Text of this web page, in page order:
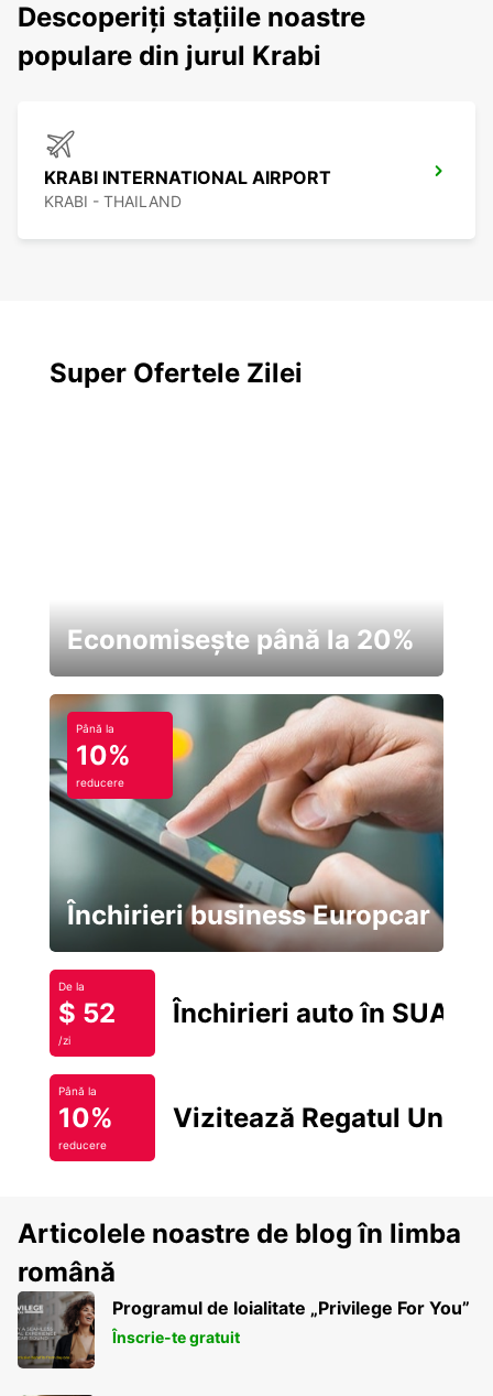
Descoperiți stațiile noastre
populare din jurul Krabi
KRABI INTERNATIONAL AIRPORT
KRABI - THAILAND
Super Ofertele Zilei
Economisește până la 20%
Până la
10%
reducere
Închirieri business Europcar
De la
$ 52
/zi
Închirieri auto în SUA
Până la
10%
reducere
Vizitează Regatul Unit
Articolele noastre de blog în limba
română
Programul de loialitate „Privilege For You”
Înscrie-te gratuit